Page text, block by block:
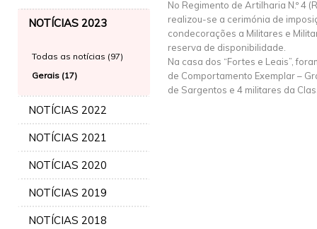
NOTÍCIAS 2023
Todas as notícias (97)
Gerais (17)
NOTÍCIAS 2022
NOTÍCIAS 2021
NOTÍCIAS 2020
NOTÍCIAS 2019
NOTÍCIAS 2018
No Regimento de Artilharia N.º 4
realizou-se a cerimónia de
condecorações a Militares e
reserva de disponibilidade.
Na casa dos “Fortes e Leais”,
de Comportamento Exemplar –
de Sargentos e 4 militares da